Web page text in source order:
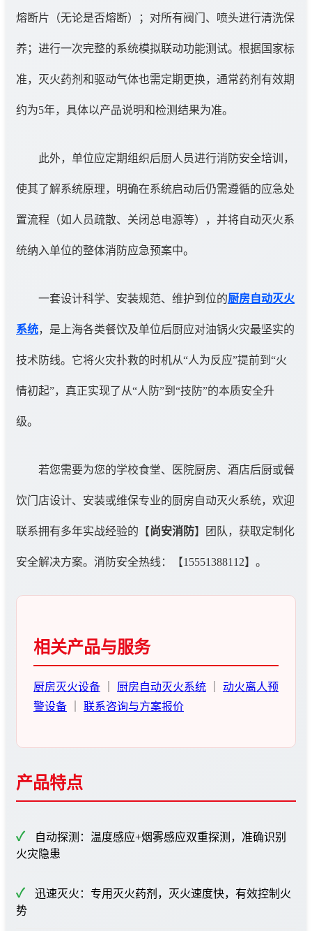
熔断片（无论是否熔断）；对所有阀门、喷头进行清洗保
养；进行一次完整的系统模拟联动功能测试。根据国家标
准，灭火药剂和驱动气体也需定期更换，通常药剂有效期
约为5年，具体以产品说明和检测结果为准。
此外，单位应定期组织后厨人员进行消防安全培训，
使其了解系统原理，明确在系统启动后仍需遵循的应急处
置流程（如人员疏散、关闭总电源等），并将自动灭火系
统纳入单位的整体消防应急预案中。
一套设计科学、安装规范、维护到位的厨房自动灭火
系统，是上海各类餐饮及单位后厨应对油锅火灾最坚实的
技术防线。它将火灾扑救的时机从“人为反应”提前到“火
情初起”，真正实现了从“人防”到“技防”的本质安全升
级。
若您需要为您的学校食堂、医院厨房、酒店后厨或餐
饮门店设计、安装或维保专业的厨房自动灭火系统，欢迎
联系拥有多年实战经验的【尚安消防】团队，获取定制化
安全解决方案。消防安全热线：【15551388112】。
相关产品与服务
厨房灭火设备 厨房自动灭火系统
动火离人预
警设备
联系咨询与方案报价
产品特点
自动探测：温度感应+烟雾感应双重探测，准确识别
火灾隐患
迅速灭火：专用灭火药剂，灭火速度快，有效控制火
势